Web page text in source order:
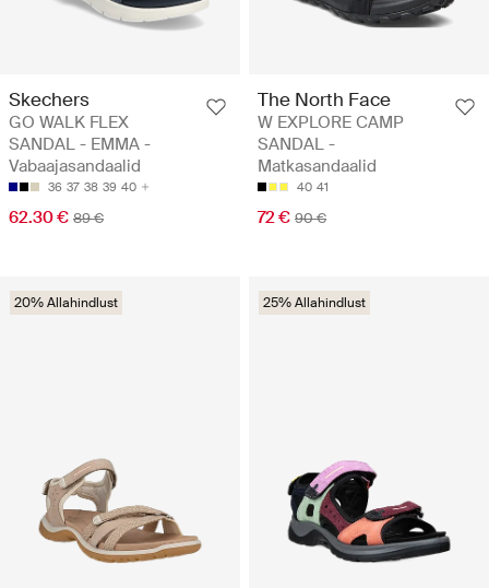
Skechers
GO WALK FLEX
SANDAL - EMMA -
Vabaajasandaalid
36 37 38 39 40
62.30 € 89 €
The North Face
W EXPLORE CAMP
SANDAL -
Matkasandaalid
40 41
72 € 90 €
20% Allahindlust 25% Allahindlust